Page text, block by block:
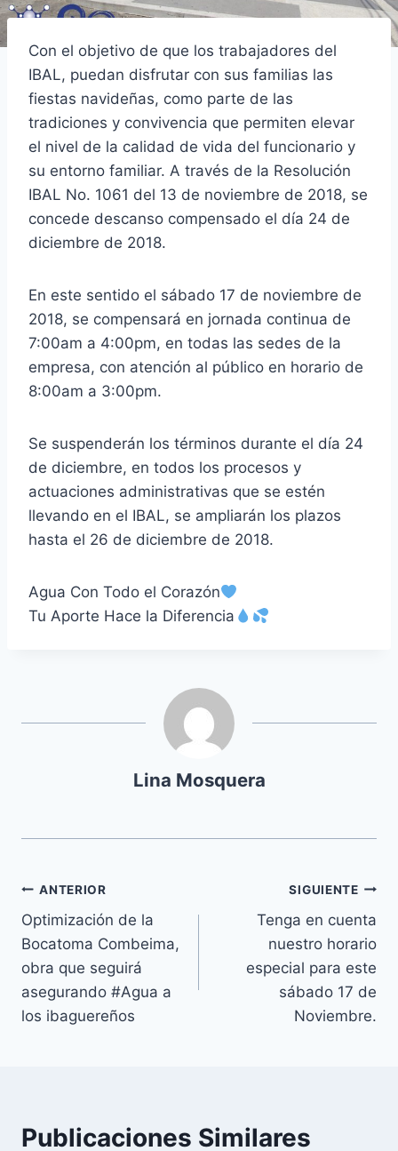
Con el objetivo de que los trabajadores del
IBAL, puedan disfrutar con sus familias las
fiestas navideñas, como parte de las
tradiciones y convivencia que permiten elevar
el nivel de la calidad de vida del funcionario y
su entorno familiar. A través de la Resolución
IBAL No. 1061 del 13 de noviembre de 2018, se
concede descanso compensado el día 24 de
diciembre de 2018.
En este sentido el sábado 17 de noviembre de
2018, se compensará en jornada continua de
7:00am a 4:00pm, en todas las sedes de la
empresa, con atención al público en horario de
8:00am a 3:00pm.
Se suspenderán los términos durante el día 24
de diciembre, en todos los procesos y
actuaciones administrativas que se estén
llevando en el IBAL, se ampliarán los plazos
hasta el 26 de diciembre de 2018.
Agua Con Todo el Corazón
Tu Aporte Hace la Diferencia
Lina Mosquera
ANTERIOR
Optimización de la
Bocatoma Combeima,
obra que seguirá
asegurando #Agua a
los ibaguereños
SIGUIENTE
Tenga en cuenta
nuestro horario
especial para este
sábado 17 de
Noviembre.
Publicaciones Similares